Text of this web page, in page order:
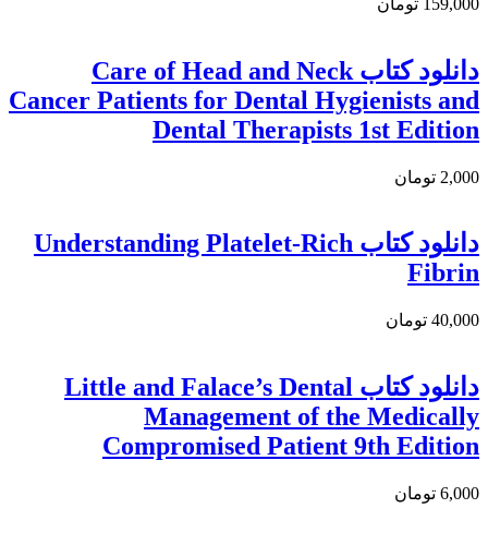
دانلود كتاب Care of Head and Neck
Cancer Patients for Dental Hygienists and
Dental Therapists 1st Edition
2,000 تومان
دانلود کتاب Understanding Platelet-Rich
Fibrin
40,000 تومان
دانلود کتاب Little and Falace’s Dental
Management of the Medically
Compromised Patient 9th Edition
6,000 تومان